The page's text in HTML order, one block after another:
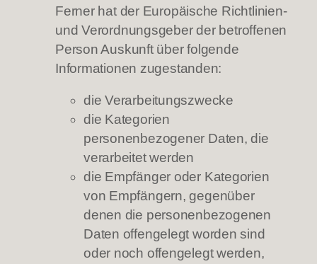
Ferner hat der Europäische Richtlinien-
und Verordnungsgeber der betroffenen
Person Auskunft über folgende
Informationen zugestanden:
die Verarbeitungszwecke
die Kategorien
personenbezogener Daten, die
verarbeitet werden
die Empfänger oder Kategorien
von Empfängern, gegenüber
denen die personenbezogenen
Daten offengelegt worden sind
oder noch offengelegt werden,